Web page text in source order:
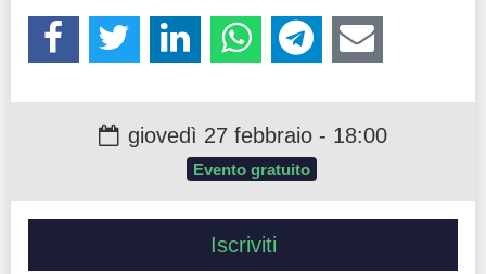
Guru Monitor
giovedì 27 febbraio - 18:00
Evento gratuito
Iscriviti